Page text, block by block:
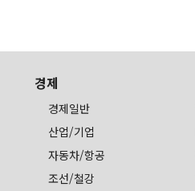
경제
경제일반
산업/기업
자동차/항공
조선/철강